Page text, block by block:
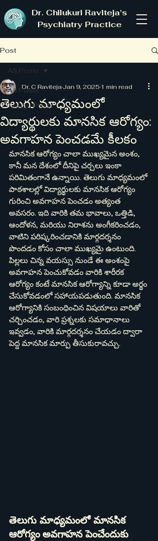
Dr. Chilukuri Raviteja's
Psychiatry Practice
Post
All Posts
Telugu Posts
All Posts
తెలుగు మాధ్యమంలో
విద్యార్థులకు మానసిక ఆరోగ్యం:
అవగాహన పెంచడమే కీలకం
Dr. C Raviteja Jan 9, 2025 1 min read
మానసిక ఆరోగ్యం చాలా ముఖ్యమైన అంశం,
కానీ మన దేశంలో దీనిపై చర్చలు ఇంకా
పరిమితంగానే ఉన్నాయి. తెలుగు మాధ్యమంలో
పాఠశాలల్లో విద్యార్థులకు మానసిక ఆరోగ్యం
గురించి అవగాహన పెంచడం అత్యంత
అవసరం. ఇది వారికి తమ భావాలు, ఒత్తిడి,
ఆందోళన, మరియు నిరాశను అంగీకరించడం,
వాటిని పరిష్కరించడానికి మార్గదర్శనం
పొందడం కోసం చాలా ముఖ్యమై ఉంటుంది.
పిల్లలు చిన్న వయస్సు నుండే ఈ అంశంపై
అవగాహన పెంచుకోవడం వారికి శారీరక
ఆరోగ్యం కంటే మానసిక ఆరోగ్యాన్ని కూడా అర్థం
చేసుకోవడంలో సహాయపడుతుంది. మానసిక
ఆరోగ్యానికి సంబంధించిన విషయాలు వారితో
చర్చించడం, వారి ప్రశ్నలకు సమాధానాలు
ఇవ్వడం, వారికి మార్గదర్శనం చేయడం ద్వారా
పెద్ద మానసిక మార్పు తీసుకురావచ్చు.
తెలుగు మాధ్యమంలో మానసిక
ఆరోగ్యంఅవగాహన పెంచేందుకు